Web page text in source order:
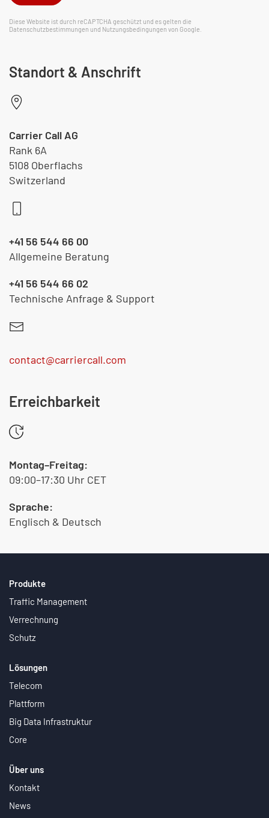
reCAPTCHA*
Diese Website ist durch reCAPTCHA geschützt und es gelten die
Datenschutzbestimmungen und Nutzungsbedingungen von Google.
Standort & Anschrift
Carrier Call AG
Rank 6A
5108 Oberflachs
Switzerland
+41 56 544 66 00
Allgemeine Beratung
+41 56 544 66 02
Technische Anfrage & Support
contact@carriercall.com
Erreichbarkeit
Montag–Freitag:
09:00–17:30 Uhr CET
Sprache:
Englisch & Deutsch
Produkte
Traffic Management
Verrechnung
Schutz
Lösungen
Telecom
Plattform
Big Data Infrastruktur
Core
Über uns
Kontakt
News